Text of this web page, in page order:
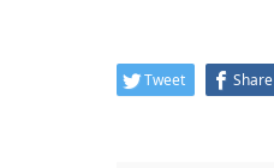
Tweet Share